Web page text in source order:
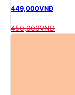
449,000VNĐ
450,000VNĐ